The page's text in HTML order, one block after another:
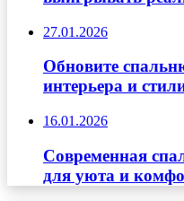
27.01.2026
Обновите
интерьера и
16.01.2026
Современная
для уюта и